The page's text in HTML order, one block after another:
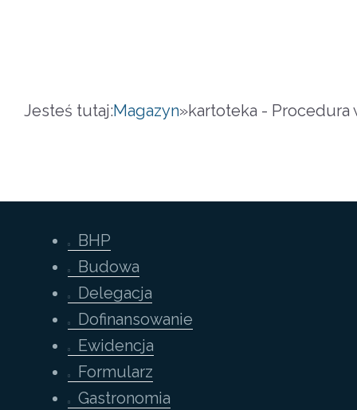
Jesteś tutaj:Magazyn»kartoteka - Procedura
BHP
Budowa
Delegacja
Dofinansowanie
Ewidencja
Formularz
Gastronomia